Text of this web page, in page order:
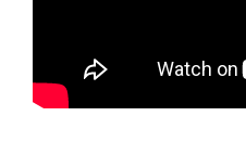
り、取り外して